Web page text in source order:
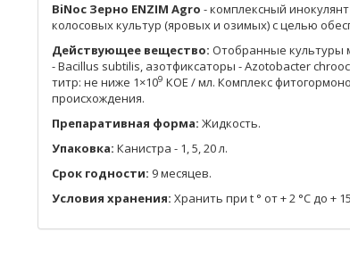
BiNoc Зерно ENZIM Agro - комплексный
колосовых культур (яровых и озимых) с целью
Действующее вещество: Отобранные культуры
- Bacillus subtilis, азотфиксаторы - Azotobacter
титр: не ниже 1×109 КОЕ / мл. Комплекс
происхождения.
Препаративная форма: Жидкость.
Упаковка: Канистра - 1, 5, 20 л.
Срок годности: 9 месяцев.
Условия хранения: Хранить при t ° от + 2 °С до +